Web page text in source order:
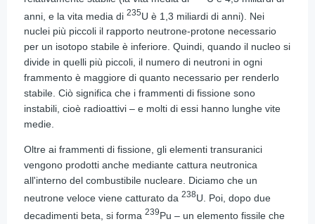
anni, e la vita media di 235U è 1,3 miliardi di anni). Nei
nuclei più piccoli il rapporto neutrone-protone necessario
per un isotopo stabile è inferiore. Quindi, quando il nucleo si
divide in quelli più piccoli, il numero di neutroni in ogni
frammento è maggiore di quanto necessario per renderlo
stabile. Ciò significa che i frammenti di fissione sono
instabili, cioè radioattivi – e molti di essi hanno lunghe vite
medie.
Oltre ai frammenti di fissione, gli elementi transuranici
vengono prodotti anche mediante cattura neutronica
all'interno del combustibile nucleare. Diciamo che un
neutrone veloce viene catturato da 238U. Poi, dopo due
decadimenti beta, si forma 239Pu – un elemento fissile che